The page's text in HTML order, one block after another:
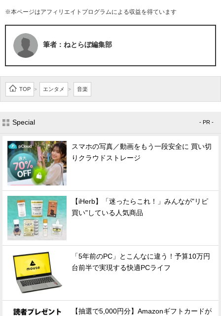
※本ページはアフィリエイトプログラムによる収益を得ています
筆者：ねとらぼ編集部
TOP > エンタメ > 音楽
Special - PR -
スマホの写真／動画をもう一段安全に 買い切
りクラウドストレージ
【iHerb】「迷ったらこれ！」みんなが"リピ
買い"している人気商品
「5年前のPC」とこんなに違う！予算10万円
台前半で実現する快適PCライフ
【抽選で5,000円分】Amazonギフトカードが